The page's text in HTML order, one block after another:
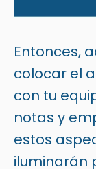
Entonces,
colocar el
con tu
notas y
estos
iluminarán